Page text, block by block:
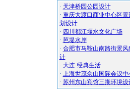
· 天津桥园公园设计
· 重庆大渡口商业中心区景
划设计
· 四川都江堰水文化广场
· 芭堤水岸
· 合肥市马鞍山南路街景风
计
· 大连·经典生活
· 上海世茂佘山国际会议中
· 苏州东山宾馆三期环境设